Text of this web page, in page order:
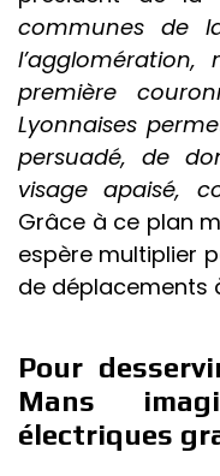
communes de
première
Lyonnaises
persuadé, de
visage apaisé,
Grâce à ce plan
espère multiplier
de déplacements
Pour
Mans
électriques